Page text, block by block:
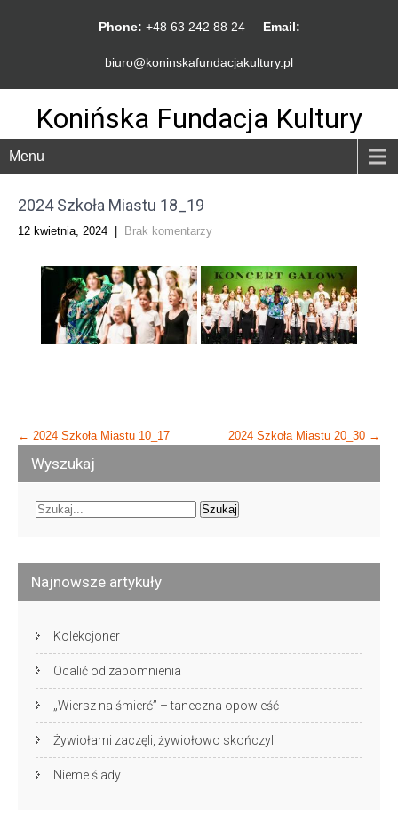
Phone: +48 63 242 88 24 Email:
biuro@koninskafundacjakultury.pl
Konińska Fundacja Kultury
Menu
2024 Szkoła Miastu 18_19
12 kwietnia, 2024 Brak komentarzy
Post
navigation
← 2024 Szkoła Miastu 10_17 2024 Szkoła Miastu 20_30 →
Wyszukaj
Najnowsze artykuły
Kolekcjoner
Ocalić od zapomnienia
„Wiersz na śmierć” – taneczna opowieść
Żywiołami zaczęli, żywiołowo skończyli
Nieme ślady